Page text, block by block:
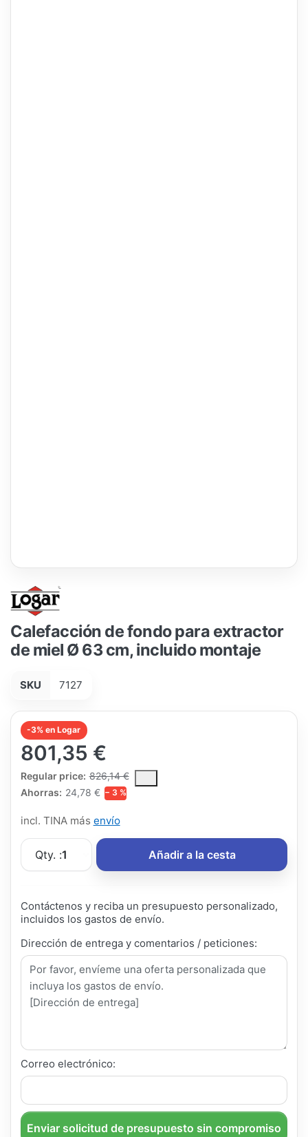
Calefacción de fondo para extractor
de miel Ø 63 cm, incluido montaje
SKU 7127
-3% en Logar
801,35 €
Regular price: 826,14 €
The Regular Price is the median selling price paid by
Ahorras: 24,78 € − 3 %
incl. TINA más envío
Qty. :1 Añadir a la cesta
Contáctenos y reciba un presupuesto personalizado,
incluidos los gastos de envío.
Dirección de entrega y comentarios / peticiones:
Correo electrónico:
Enviar solicitud de presupuesto sin compromiso